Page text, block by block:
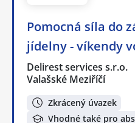
Pomocná síla do
jídelny - víkendy
Delirest services s.r.o.
Valašské Meziříčí
Zkrácený úvazek
Vhodné také pro